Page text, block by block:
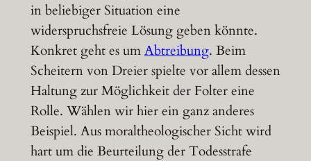
in beliebiger Situation eine
widerspruchsfreie Lösung geben könnte.
Konkret geht es umAbtreibung. Beim
Scheitern von Dreier spielte vor allem dessen
Haltung zur Möglichkeit der Folter eine
Rolle. Wählen wir hier ein ganz anderes
Beispiel. Aus moraltheologischer Sicht wird
hart um die Beurteilung der Todesstrafe